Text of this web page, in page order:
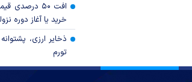
افت ۵۰
خرید یا آغاز دوره
ذخایر ارزی،
تورم